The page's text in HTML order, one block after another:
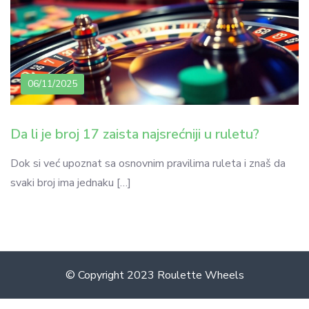
06/11/2025
Da li je broj 17 zaista najsrećniji u ruletu?
Dok si već upoznat sa osnovnim pravilima ruleta i znaš da
svaki broj ima jednaku […]
© Copyright 2023 Roulette Wheels